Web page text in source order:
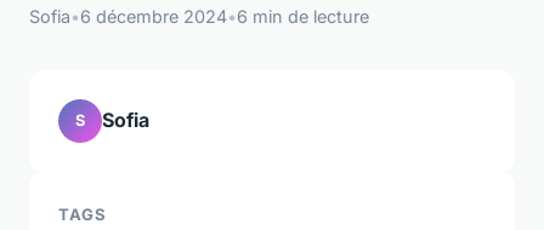
Sofia•6 décembre 2024•6 min de lecture
S Sofia
TAGS